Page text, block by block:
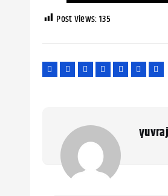
Post Views:135